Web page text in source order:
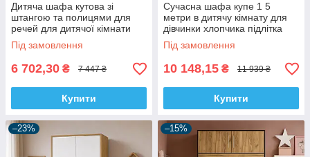
Дитяча шафа кутова зі
штангою та полицями для
речей для дитячої кімнати
дівчинки хлопчика Тіммі ВМВ
Холдинг
Під замовлення
6 702,30 ₴ 7 447 ₴
Купити
Сучасна шафа купе 1 5
метри в дитячу кімнату для
дівчинки хлопчика підлітка
ДСП Бруклін Мебель Сервіс
Під замовлення
10 148,15 ₴ 11 939 ₴
Купити
–23% –15%